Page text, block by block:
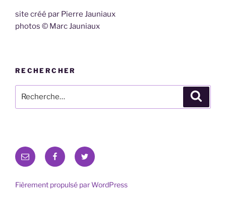
site créé par Pierre Jauniaux
photos © Marc Jauniaux
RECHERCHER
pour
E-
mail
FacebookTwitter
Fièrement propulsé par WordPress